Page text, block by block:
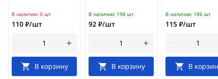
В наличии: 0 шт
110 ₽/шт
В корзину
В наличии: 198 шт
92 ₽/шт
В корзину
В наличии: 186 шт
115 ₽/шт
В